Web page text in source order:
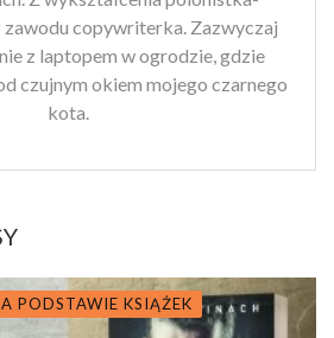
copywriterka. Zazwyczaj
z laptopem w ogrodzie, gdzie
czujnym okiem mojego czarnego
kota.
PODSTAWIE KSIĄŻEK